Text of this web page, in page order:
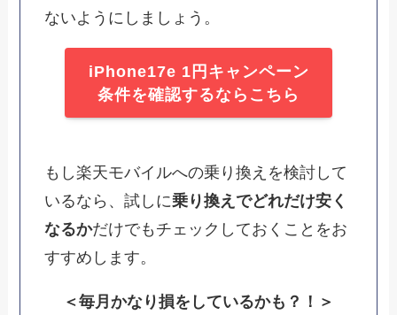
ないようにしましょう。
iPhone17e 1円キャンペーン
条件を確認するならこちら
もし楽天モバイルへの乗り換えを検討して
いるなら、試しに乗り換えでどれだけ安く
なるかだけでもチェックしておくことをお
すすめします。
＜毎月かなり損をしているかも？！＞